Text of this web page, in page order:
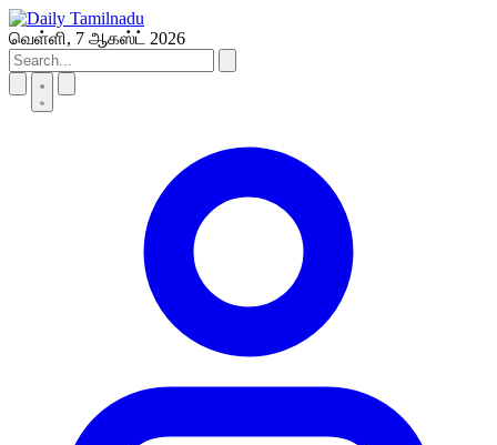
Skip
to
content
வெள்ளி, 7 ஆகஸ்ட் 2026